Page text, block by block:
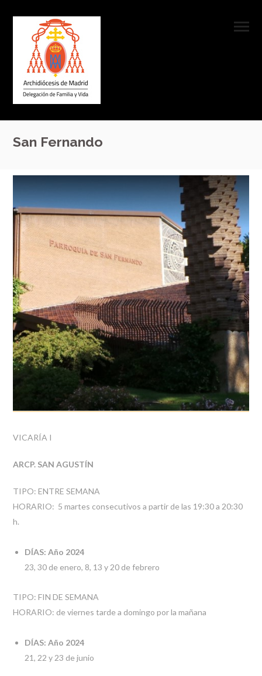
San Fernando
VICARÍA I
ARCP. SAN AGUSTÍN
TIPO: ENTRE SEMANA
HORARIO: 5 martes consecutivos a partir de las 19:30 a 20:30
h.
DÍAS: Año 2024
23, 30 de enero, 8, 13 y 20 de febrero
TIPO: FIN DE SEMANA
HORARIO: de viernes tarde a domingo por la mañana
DÍAS: Año 2024
21, 22 y 23 de junio